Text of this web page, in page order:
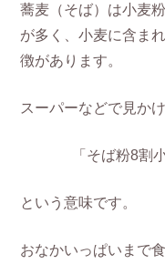
蕎麦（そば）は小麦
が多く、小麦に含ま
徴があります。
スーパーなどで見か
「そば粉8割
という意味です。
おなかいっぱいまで